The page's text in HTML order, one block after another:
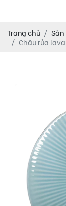
Trang chủ
Chậu rửa